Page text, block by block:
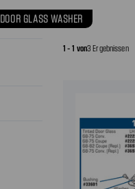
DOOR GLASS WASHER
1 - 1 von3 Ergebnissen